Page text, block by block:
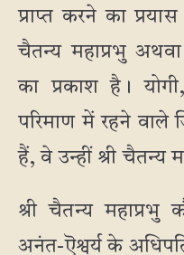
प्राप्त करने का
चैतन्य महाप्रभु
का प्रकाश है।
परिमाण में रहने वाले
हैं, वे उन्हीं श्री
श्री चैतन्य महाप्रभु
अनंत-ऎश्वर्य के